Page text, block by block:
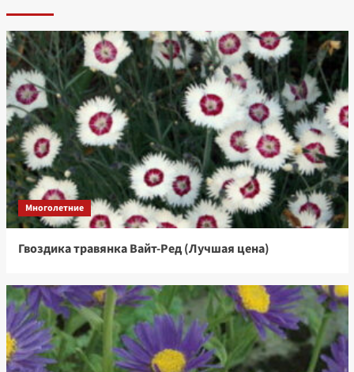
Многолетние
Гвоздика травянка Вайт-Ред (Лучшая цена)